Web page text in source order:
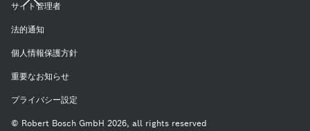
サイト管理者
法的通知
個人情報保護方針
重要なお知らせ
プライバシー設定
© Robert Bosch GmbH 2026, all rights reserved